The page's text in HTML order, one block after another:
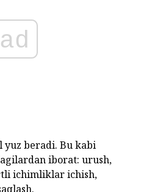
ad
yuz beradi. Bu kabi
iborat: urush,
ichimliklar ichish,